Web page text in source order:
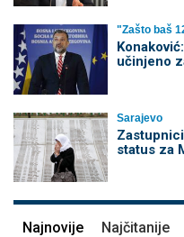
"Zašto baš
učinjeno
Sarajevo
status za
Najnovije Najčitanije